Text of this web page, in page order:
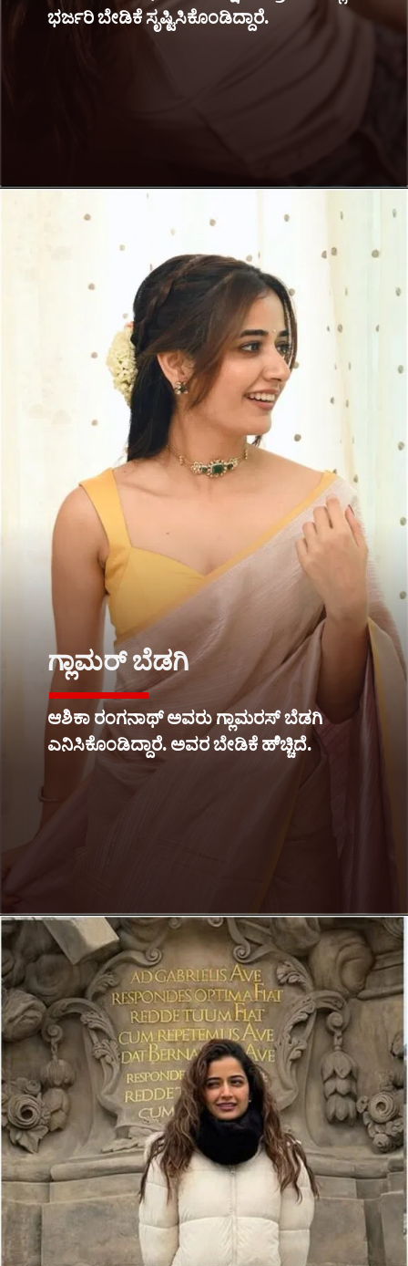
ಭರ್ಜರಿ ಬೇಡಿಕೆ ಸೃಷ್ಟಿಸಿಕೊಂಡಿದ್ದಾರೆ.
ಆಶಿಕಾ ರಂಗನಾಥ್ ಅವರು ಗ್ಲಾಮರಸ್ ಬೆಡಗಿ
ಎನಿಸಿಕೊಂಡಿದ್ದಾರೆ. ಅವರ ಬೇಡಿಕೆ ಹೆ್ಚ್ಚಿದೆ.
ಗ್ಲಾಮರ್ ಬೆಡಗಿ